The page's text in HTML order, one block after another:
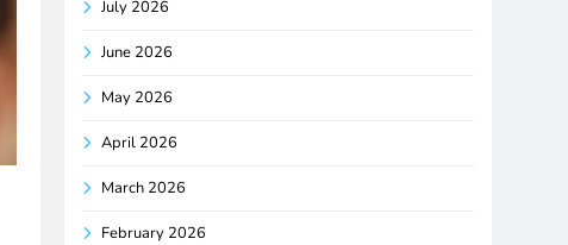
July 2026
June 2026
May 2026
April 2026
March 2026
February 2026